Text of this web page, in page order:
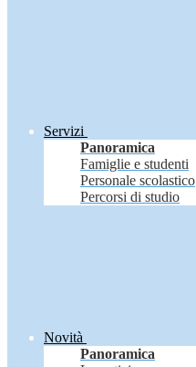
Servizi
Panoramica
Famiglie e studenti
Personale scolastico
Percorsi di studio
Novità
Panoramica